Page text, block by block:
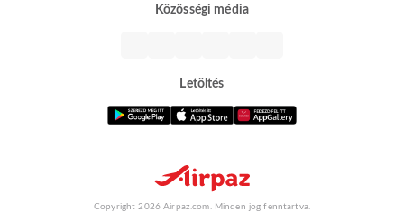
Közösségi média
Letöltés
Copyright 2026 Airpaz.com. Minden jog fenntartva.